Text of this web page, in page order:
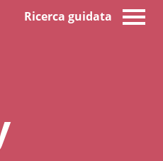
Ricerca guidata